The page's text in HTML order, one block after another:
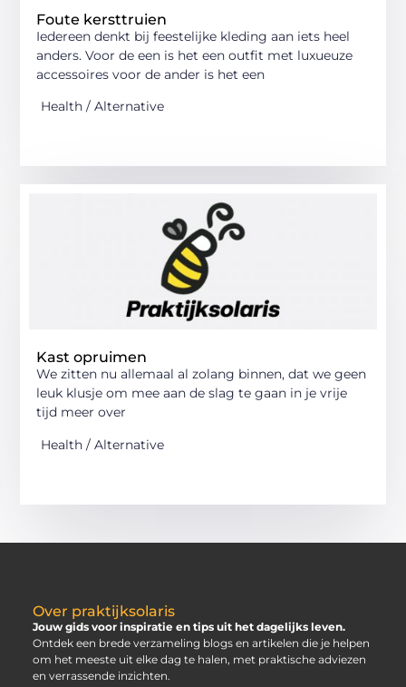
Foute kersttruien
Iedereen denkt bij feestelijke kleding aan iets heel
anders. Voor de een is het een outfit met luxueuze
accessoires voor de ander is het een
Health / Alternative
Kast opruimen
We zitten nu allemaal al zolang binnen, dat we geen
leuk klusje om mee aan de slag te gaan in je vrije
tijd meer over
Health / Alternative
Over praktijksolaris
Jouw gids voor inspiratie en tips uit het dagelijks leven.
Ontdek een brede verzameling blogs en artikelen die je helpen
om het meeste uit elke dag te halen, met praktische adviezen
en verrassende inzichten.